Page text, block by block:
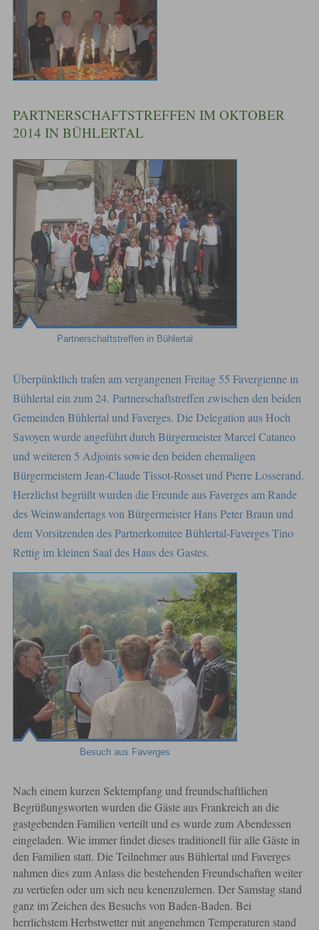
PARTNERSCHAFTSTREFFEN IM OKTOBER
2014 IN BÜHLERTAL
Partnerschaftstreffen in Bühlertal
Überpünktlich trafen am vergangenen Freitag 55 Favergienne in
Bühlertal ein zum 24. Partnerschaftstreffen zwischen den beiden
Gemeinden Bühlertal und Faverges. Die Delegation aus Hoch
Savoyen wurde angeführt durch Bürgermeister Marcel Cataneo
und weiteren 5 Adjoints sowie den beiden ehemaligen
Bürgermeistern Jean-Claude Tissot-Rosset und Pierre Losserand.
Herzlichst begrüßt wurden die Freunde aus Faverges am Rande
des Weinwandertags von Bürgermeister Hans Peter Braun und
dem Vorsitzenden des Partnerkomitee Bühlertal-Faverges Tino
Rettig im kleinen Saal des Haus des Gastes.
Besuch aus Faverges
Nach einem kurzen Sektempfang und freundschaftlichen
Begrüßungsworten wurden die Gäste aus Frankreich an die
gastgebenden Familien verteilt und es wurde zum Abendessen
eingeladen. Wie immer findet dieses traditionell für alle Gäste in
den Familien statt. Die Teilnehmer aus Bühlertal und Faverges
nahmen dies zum Anlass die bestehenden Freundschaften weiter
zu vertiefen oder um sich neu kenenzulernen. Der Samstag stand
ganz im Zeichen des Besuchs von Baden-Baden. Bei
herrlichstem Herbstwetter mit angenehmen Temperaturen stand